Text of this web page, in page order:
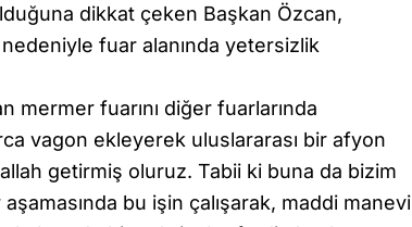
dikkat çeken Başkan Özcan,
fuar alanında yetersizlik
mermer fuarını diğer fuarlarında
vagon ekleyerek uluslararası bir afyon
getirmiş oluruz. Tabii ki buna da bizim
bu işin çalışarak, maddi manevi